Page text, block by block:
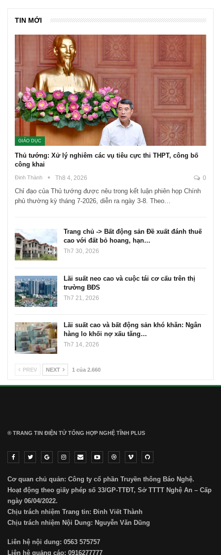
TIN MỚI
GIÁO DỤC
Thủ tướng: Xử lý nghiêm các vụ tiêu cực thi THPT, công bố
công khai
Đinh Thành Th8 4, 2026 0
Chỉ đạo của Thủ tướng được nêu trong kết luận phiên họp Chính
phủ thường kỳ tháng 7-2026, diễn ra ngày 3-8. Theo…
Trang chủ -> Bất động sản Đề xuất đánh thuế
cao với đất bỏ hoang, hạn…
Th7 30, 2026
Lãi suất neo cao và cuộc tái cơ cấu trên thị
trường BĐS
Th7 21, 2026
Lãi suất cao và bất động sản khó khăn: Ngân
hàng lo khối nợ xấu tăng…
Th7 14, 2026
PREV NEXT 1 của 2.660
® TRANG TIN ĐIỆN TỬ ТỔNG HỢP NGHỆ TĨNH PLUS
Cơ quan chủ quản: Công ty cổ phần Truyền thông Báo Nghệ.
Hoạt động theo giấy phép số 33/GP-TTĐT, Sở TTTT Nghệ An – Cấp
ngày 06/04/2022.
Chịu trách nhiệm Trang tin: Đinh Viết Thành
Chịu trách nhiệm Nội Dung: Nguyễn Văn Dũng
Liên hệ nội dung: 0563 575757
Liên hệ quảng cáo: 0916277777